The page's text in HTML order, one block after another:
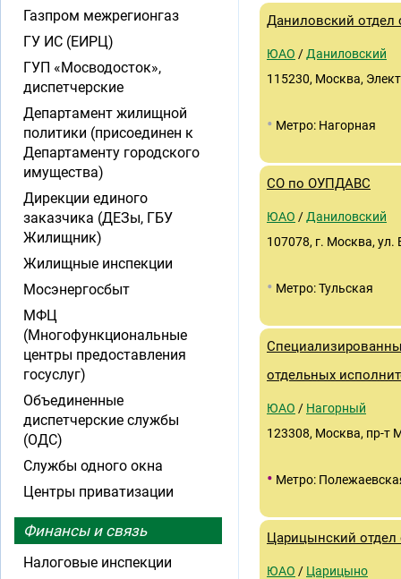
Даниловский отдел
ЮАО / Даниловский
115230, Москва,
• Метро: Нагорная
СО по ОУПДАВС
ЮАО / Даниловский
107078, г. Москва,
• Метро: Тульская
отдельных
ЮАО / Нагорный
123308, Москва, пр-т
• Метро:
Царицынский отдел
ЮАО / Царицыно
Газпром межрегионгаз
ГУ ИС (ЕИРЦ)
ГУП «Мосводосток»,
диспетчерские
Департамент жилищной
политики (присоединен к
Департаменту городского
имущества)
Дирекции единого
заказчика (ДЕЗы, ГБУ
Жилищник)
Жилищные инспекции
Мосэнергосбыт
МФЦ
(Многофункциональные
центры предоставления
госуслуг)
Объединенные
диспетчерские службы
(ОДС)
Службы одного окна
Центры приватизации
Финансы и связь
Налоговые инспекции